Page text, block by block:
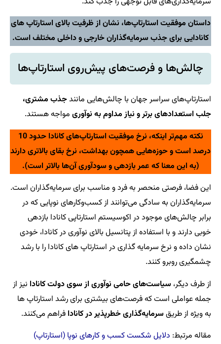
داستان موفقیت استارتاپ‌ها، نشان از ظرفیت بالای استارتاپ های
کانادایی برای جذب سرمایه‌گذاران خارجی و داخلی مختلف است.
چالش‌ها و فرصت‌های پیش‌روی استارتاپ‌ها
استارتاپ‌های سراسر جهان با چالش‌هایی مانندجذب مشتری،
جلب استعدادهای برتر و نیاز مداوم به نوآوری مواجه هستند.
نکته مهم‌تر اینکه، نرخ موفقیت استارتاپ‌های کانادا حدود 10
درصد است و حوزه‌هایی همچون بهداشت، نرخ بقای بالاتری دارند
(به این معنا که عمر بازدهی و سودآوری آن‌ها بالاتر است).
این فضا، فرصتی منحصر به فرد و مناسب برای سرمایه‌گذاران است.
سرمایه‌گذاران به سادگی می‌توانند از کسب‌وکارهای نوپایی که در
برابر چالش‌های موجود در اکوسیستم استارتاپی کانادا بازدهی
خوبی دارند و با استفاده از پتانسیل بالای نوآوری در کانادا، خودی
نشان داده و نرخ سرمایه گذاری در استارتاپ های کانادا را با رشد
چشمگیری روبرو کنند.
از طرف دیگر، سیاست‌های حامی نوآوری از سوی دولت کانادا نیز از
جمله عواملی است که فرصت‌های بیشتری برای رشد استارتاپ‌ ها
به ویژه از طریق سرمایه‌گذاری خطرپذیر در کانادا فراهم می‌کنند.
مقاله مرتبط: دلایل شکست کسب و کارهای نوپا (استارتاپ‌)